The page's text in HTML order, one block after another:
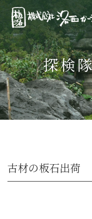
探検
古材の板石出荷